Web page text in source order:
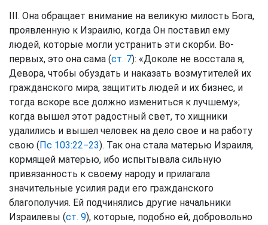
III. Она обращает внимание на великую милость Бога,
проявленную к Израилю, когда Он поставил ему
людей, которые могли устранить эти скорби. Во-
первых, это она сама (ст. 7): «Доколе не восстала я,
Девора, чтобы обуздать и наказать возмутителей их
гражданского мира, защитить людей и их бизнес, и
тогда вскоре все должно измениться к лучшему»;
когда вышел этот радостный свет, то хищники
удалились и вышел человек на дело свое и на работу
свою (Пс 103:22−23). Так она стала матерью Израиля,
кормящей матерью, ибо испытывала сильную
привязанность к своему народу и прилагала
значительные усилия ради его гражданского
благополучия. Ей подчинялись другие начальники
Израилевы (ст. 9), которые, подобно ей, добровольно